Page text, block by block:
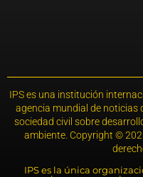
IPS es una institución
agencia mundial de noticias
sociedad civil sobre
ambiente. Copyright ©
IPS es la única